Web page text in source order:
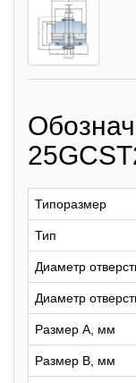
Типоразмер
Тип
Диаметр
Диаметр
Размер A, мм
Размер B, мм